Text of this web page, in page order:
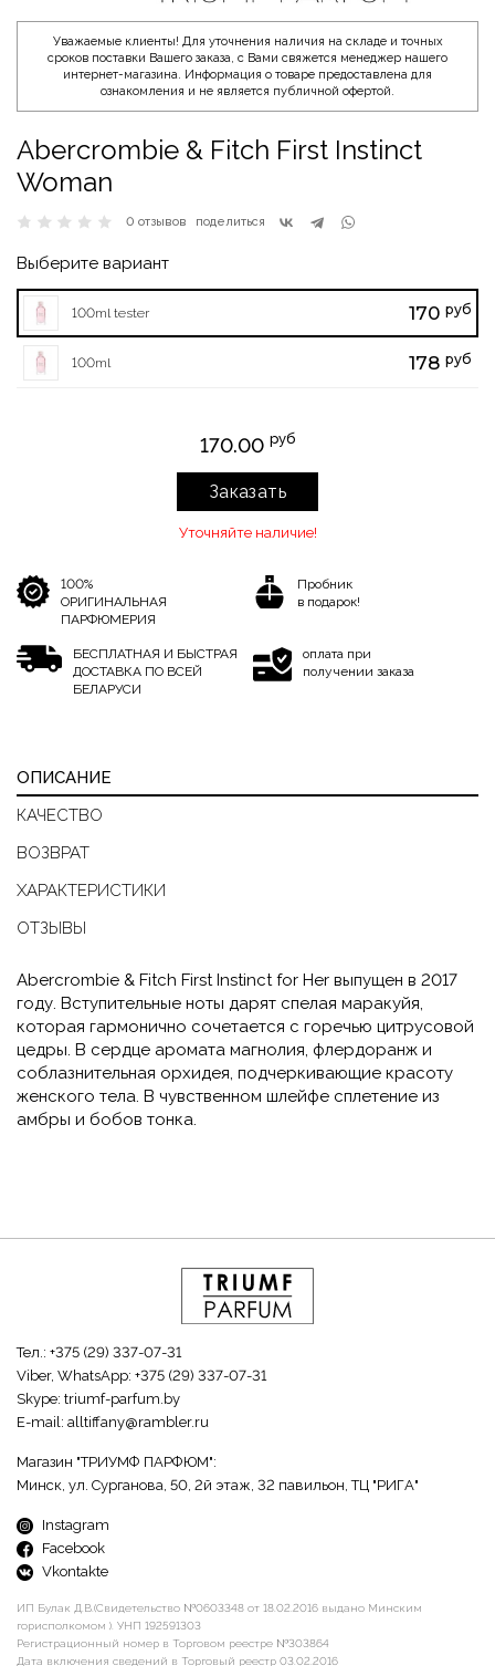
Уважаемые клиенты! Для уточнения наличия на складе и точных
сроков поставки Вашего заказа, с Вами свяжется менеджер нашего
интернет-магазина. Информация о товаре предоставлена для
ознакомления и не является публичной офертой.
Abercrombie & Fitch First Instinct
Woman
0 отзывов поделиться
Выберите вариант
100ml tester 170 руб
100ml 178 руб
170.00 руб
Заказать
Уточняйте наличие!
100%
ОРИГИНАЛЬНАЯ
ПАРФЮМЕРИЯ
Пробник
в подарок!
БЕСПЛАТНАЯ И БЫСТРАЯ
ДОСТАВКА ПО ВСЕЙ
БЕЛАРУСИ
оплата при
получении заказа
ОПИСАНИЕ
КАЧЕСТВО
ВОЗВРАТ
ХАРАКТЕРИСТИКИ
ОТЗЫВЫ
Abercrombie & Fitch First Instinct for Her выпущен в 2017
году. Вступительные ноты дарят спелая маракуйя,
которая гармонично сочетается с горечью цитрусовой
цедры. В сердце аромата магнолия, флердоранж и
соблазнительная орхидея, подчеркивающие красоту
женского тела. В чувственном шлейфе сплетение из
амбры и бобов тонка.
Тел.: +375 (29) 337-07-31
Viber, WhatsApp: +375 (29) 337-07-31
Skype: triumf-parfum.by
E-mail: alltiffany@rambler.ru
Магазин "ТРИУМФ ПАРФЮМ":
Минск, ул. Сурганова, 50, 2й этаж, 32 павильон, ТЦ "РИГА"
Instagram
Facebook
Vkontakte
ИП Булак Д.В.(Свидетельство №0603348 от 18.02.2016 выдано Минским
горисполкомом ). УНП 192591303
Регистрационный номер в Торговом реестре №303864
Дата включения сведений в Торговый реестр 03.02.2016